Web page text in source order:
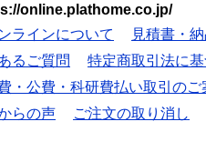
online.plathome.co.jp/
ラインについて
見積書・
るご質問
特定商取引法に
・公費・科研費払い取引のご
らの声 ご注文の取り消し